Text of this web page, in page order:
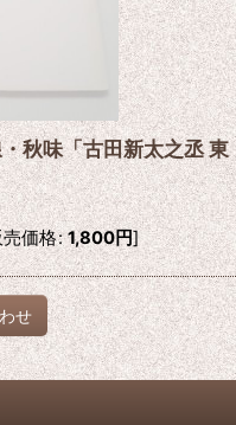
秋味「古田新太之丞 東
価格: 1,800円]
せ